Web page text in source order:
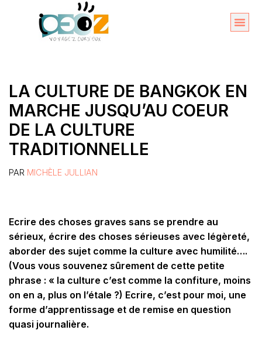
LA CULTURE DE BANGKOK EN
MARCHE JUSQU’AU COEUR
DE LA CULTURE
TRADITIONNELLE
PAR MICHÈLE JULLIAN
Ecrire des choses graves sans se prendre au
sérieux, écrire des choses sérieuses avec légèreté,
aborder des sujet comme la culture avec humilité….
(Vous vous souvenez sûrement de cette petite
phrase : « la culture c’est comme la confiture, moins
on en a, plus on l’étale ?) Ecrire, c’est pour moi, une
forme d’apprentissage et de remise en question
quasi journalière.